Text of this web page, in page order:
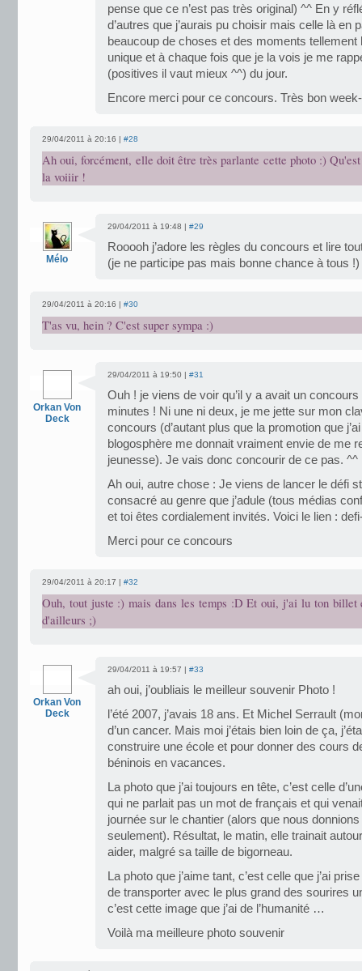
pense que ce n’est pas très original) ^^ En y
d’autres que j’aurais pu choisir mais celle là en
beaucoup de choses et des moments tellement
unique et à chaque fois que je la vois je me
(positives il vaut mieux ^^) du jour.
Encore merci pour ce concours. Très bon
29/04/2011 à 20:16 | #28
Ah oui, forcément, elle doit être très parlante cette photo :)
la voiiir !
Mélo
29/04/2011 à 19:48 | #29
Rooooh j’adore les règles du concours et lire
(je ne participe pas mais bonne chance à tous !)
29/04/2011 à 20:16 | #30
T'as vu, hein ? C'est super sympa :)
Orkan Von
Deck
29/04/2011 à 19:50 | #31
Ouh ! je viens de voir qu’il y a avait un concours
minutes ! Ni une ni deux, je me jette sur mon
concours (d’autant plus que la promotion que
blogosphère me donnait vraiment envie de me
jeunesse). Je vais donc concourir de ce pas. ^^
Ah oui, autre chose : Je viens de lancer le défi
consacré au genre que j’adule (tous médias
et toi êtes cordialement invités. Voici le lien :
Merci pour ce concours
29/04/2011 à 20:17 | #32
Ouh, tout juste :) mais dans les temps :D Et oui, j'ai lu ton billet
d'ailleurs ;)
Orkan Von
Deck
29/04/2011 à 19:57 | #33
ah oui, j’oubliais le meilleur souvenir Photo !
l’été 2007, j’avais 18 ans. Et Michel Serrault
d’un cancer. Mais moi j’étais bien loin de ça,
construire une école et pour donner des cours
béninois en vacances.
La photo que j’ai toujours en tête, c’est celle
qui ne parlait pas un mot de français et qui
journée sur le chantier (alors que nous
seulement). Résultat, le matin, elle trainait
aider, malgré sa taille de bigorneau.
La photo que j’aime tant, c’est celle que j’ai
de transporter avec le plus grand des sourires
c’est cette image que j’ai de l’humanité …
Voilà ma meilleure photo souvenir